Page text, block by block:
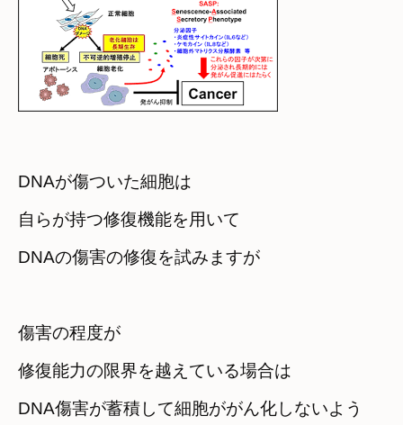
DNAが傷ついた細胞は
自らが持つ修復機能を用いて
DNAの傷害の修復を試みますが
傷害の程度が
修復能力の限界を越えている場合は
DNA傷害が蓄積して細胞ががん化しないよう